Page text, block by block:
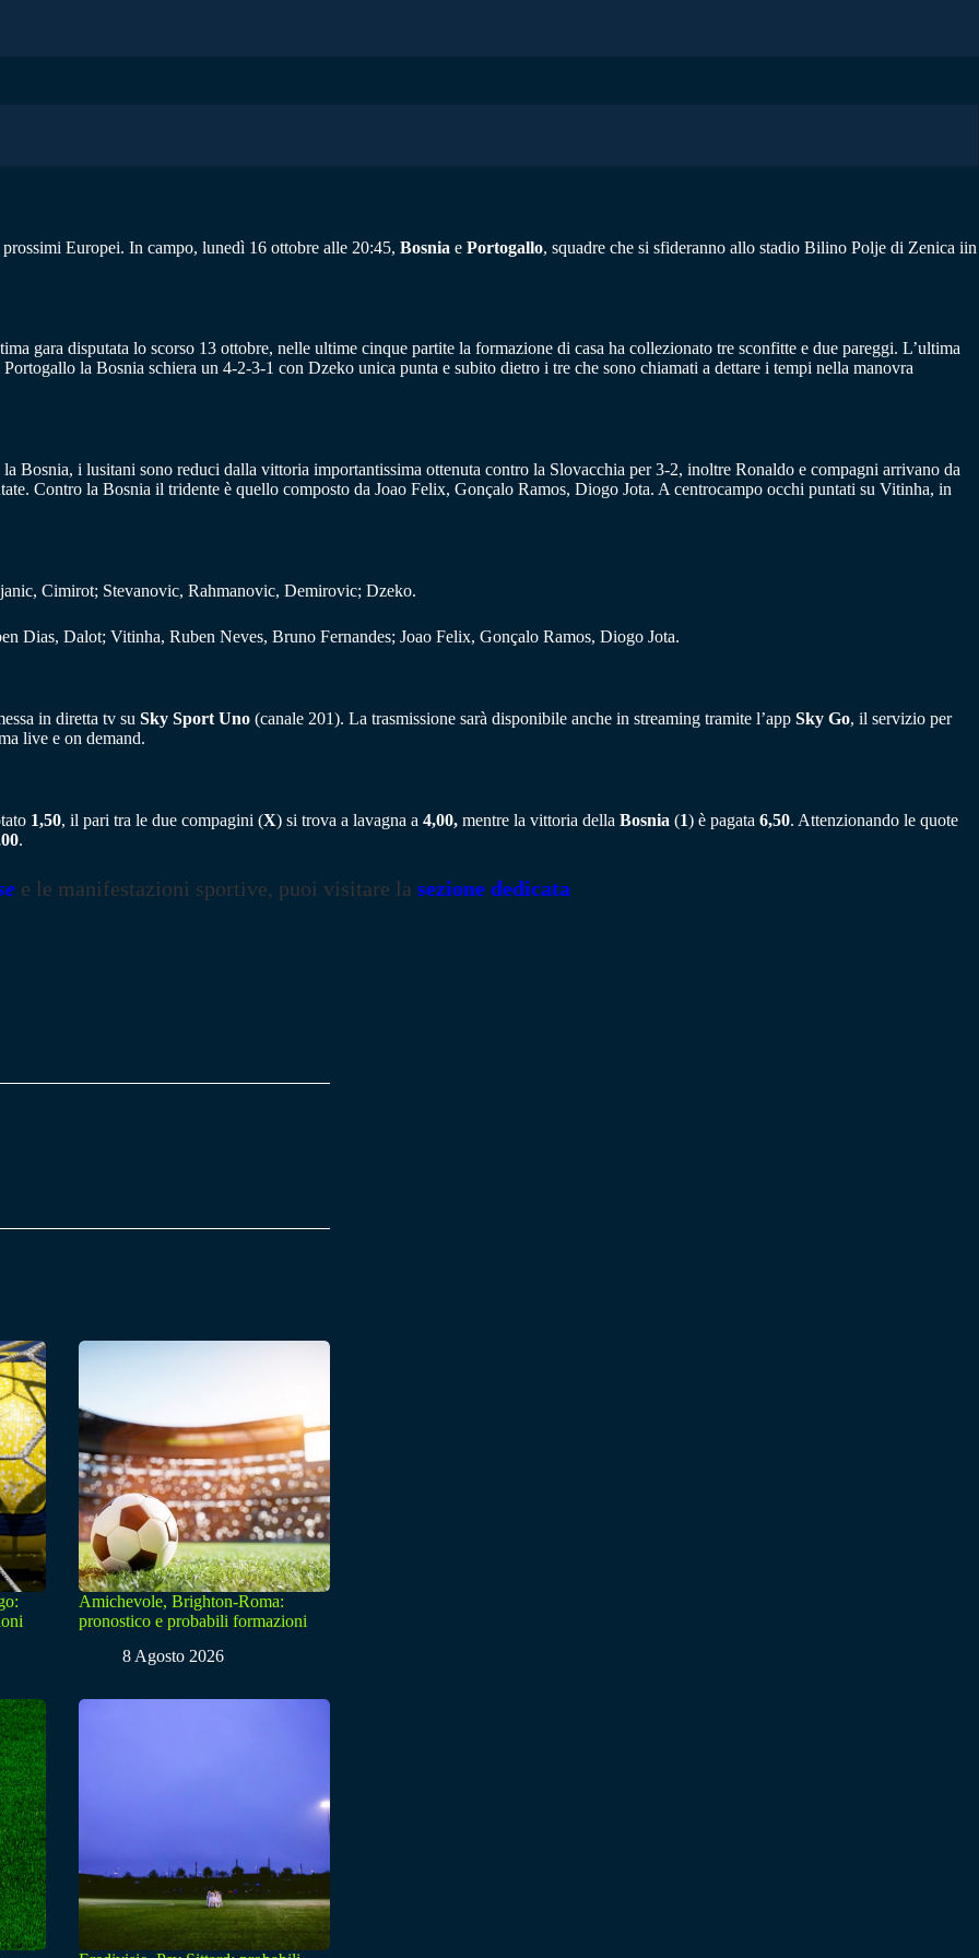
Europei. In campo, lunedì 16 ottobre alle 20:45, Bosnia e Portogallo, squadre che si sfideranno allo stadio Bilino Polje di Zenica iin
gara disputata lo scorso 13 ottobre, nelle ultime cinque partite la formazione di casa ha collezionato tre sconfitte e due pareggi. L’ultima
la Bosnia schiera un 4-2-3-1 con Dzeko unica punta e subito dietro i tre che sono chiamati a dettare i tempi nella manovra
Bosnia, i lusitani sono reduci dalla vittoria importantissima ottenuta contro la Slovacchia per 3-2, inoltre Ronaldo e compagni arrivano da
Contro la Bosnia il tridente è quello composto da Joao Felix, Gonçalo Ramos, Diogo Jota. A centrocampo occhi puntati su Vitinha, in
Cimirot; Stevanovic, Rahmanovic, Demirovic; Dzeko.
Dias, Dalot; Vitinha, Ruben Neves, Bruno Fernandes; Joao Felix, Gonçalo Ramos, Diogo Jota.
in diretta tv su Sky Sport Uno (canale 201). La trasmissione sarà disponibile anche in streaming tramite l’app Sky Go, il servizio per
live e on demand.
1,50, il pari tra le due compagini (X) si trova a lavagna a 4,00, mentre la vittoria della Bosnia (1) è pagata 6,50. Attenzionando le quote
.
e le manifestazioni sportive, puoi visitare la sezione dedicata
Amichevole, Brighton-Roma:
pronostico e probabili formazioni
8 Agosto 2026